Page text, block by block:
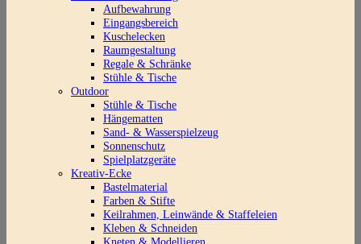
Aufbewahrung
Eingangsbereich
Kuschelecken
Raumgestaltung
Regale & Schränke
Stühle & Tische
Outdoor
Stühle & Tische
Hängematten
Sand- & Wasserspielzeug
Sonnenschutz
Spielplatzgeräte
Kreativ-Ecke
Bastelmaterial
Farben & Stifte
Keilrahmen, Leinwände & Staffeleien
Kleben & Schneiden